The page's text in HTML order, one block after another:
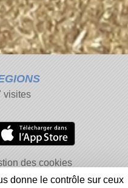
visites
des cookies
un contenu inapproprié
donne le contrôle sur ceux